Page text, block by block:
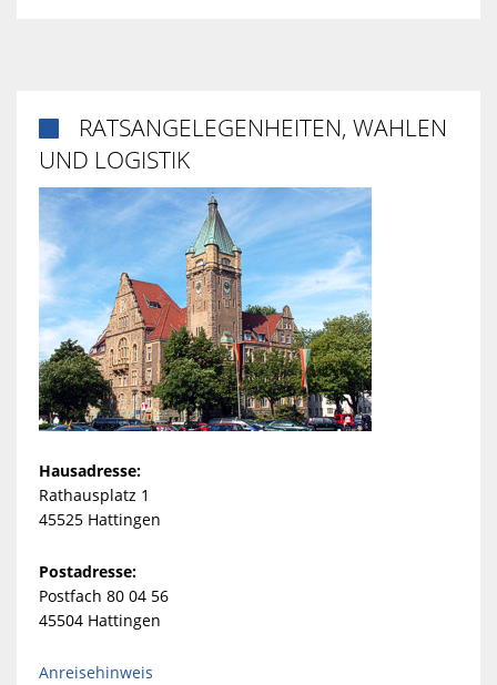
RATSANGELEGENHEITEN, WAHLEN
UND LOGISTIK
Hausadresse:
Rathausplatz 1
45525 Hattingen
Postadresse:
Postfach 80 04 56
45504 Hattingen
Anreisehinweis